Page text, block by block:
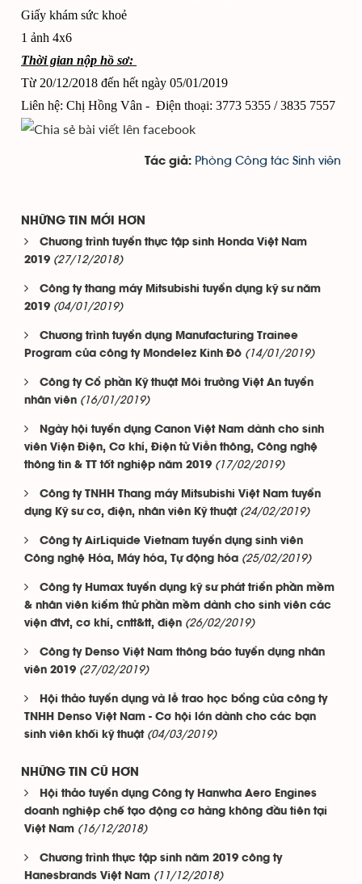
Giấy khám sức khoẻ
1 ảnh 4x6
Thời gian nộp hồ sơ:
Từ 20/12/2018 đến hết ngày 05/01/2019
Liên hệ: Chị Hồng Vân - Điện thoại: 3773 5355 / 3835 7557
Tác giả: Phòng Công tác Sinh viên
NHỮNG TIN MỚI HƠN
Chương trình tuyển thực tập sinh Honda Việt Nam
2019 (27/12/2018)
Công ty thang máy Mitsubishi tuyển dụng kỹ sư năm
2019 (04/01/2019)
Chương trình tuyển dụng Manufacturing Trainee
Program của công ty Mondelez Kinh Đô (14/01/2019)
Công ty Cổ phần Kỹ thuật Môi trường Việt An tuyển
nhân viên (16/01/2019)
Ngày hội tuyển dụng Canon Việt Nam dành cho sinh
viên Viện Điện, Cơ khí, Điện tử Viễn thông, Công nghệ
thông tin & TT tốt nghiệp năm 2019 (17/02/2019)
Công ty TNHH Thang máy Mitsubishi Việt Nam tuyển
dụng Kỹ sư cơ, điện, nhân viên Kỹ thuật (24/02/2019)
Công ty AirLiquide Vietnam tuyển dụng sinh viên
Công nghệ Hóa, Máy hóa, Tự động hóa (25/02/2019)
Công ty Humax tuyển dụng kỹ sư phát triển phần mềm
& nhân viên kiểm thử phần mềm dành cho sinh viên các
viện đtvt, cơ khí, cntt&tt, điện (26/02/2019)
Công ty Denso Việt Nam thông báo tuyển dụng nhân
viên 2019 (27/02/2019)
Hội thảo tuyển dụng và lễ trao học bổng của công ty
TNHH Denso Việt Nam - Cơ hội lớn dành cho các bạn
sinh viên khối kỹ thuật (04/03/2019)
NHỮNG TIN CŨ HƠN
Hội thảo tuyển dụng Công ty Hanwha Aero Engines
doanh nghiệp chế tạo động cơ hàng không đầu tiên tại
Việt Nam (16/12/2018)
Chương trình thực tập sinh năm 2019 công ty
Hanesbrands Việt Nam (11/12/2018)